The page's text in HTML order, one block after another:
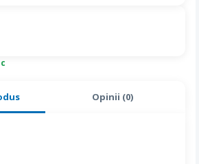
Opinii (0)